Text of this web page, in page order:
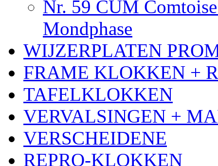
Nr. 59 CUM
Mondphase
WIJZERPLATEN
FRAME KLOKKEN +
TAFELKLOKKEN
VERVALSINGEN +
VERSCHEIDENE
REPRO-KLOKKEN